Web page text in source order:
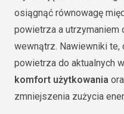
osiągnąć równowagę
powietrza a utrzymaniem
wewnątrz. Nawiewniki te,
powietrza do aktualnych
komfort użytkowania
zmniejszenia zużycia